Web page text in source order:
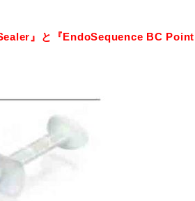
』と『EndoSequence BC Point